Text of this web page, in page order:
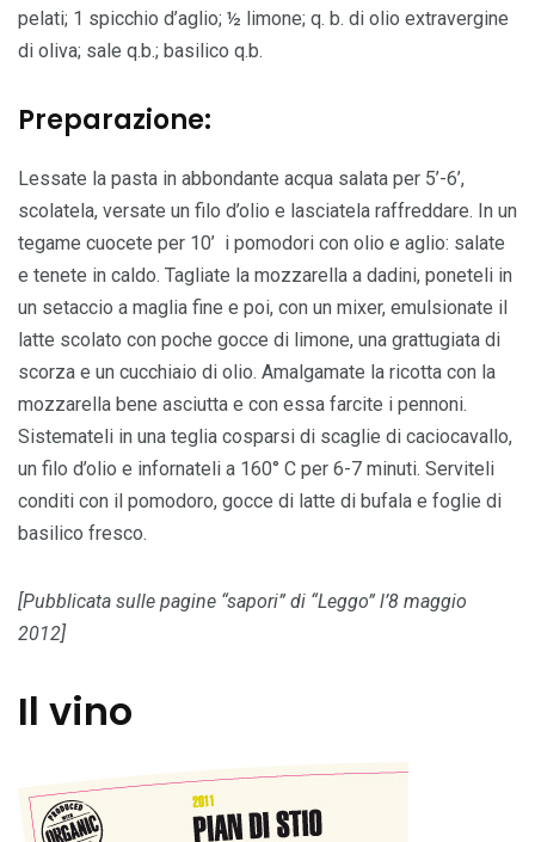
pelati; 1 spicchio d’aglio; ½ limone; q. b. di olio extravergine
di oliva; sale q.b.; basilico q.b.
Preparazione:
Lessate la pasta in abbondante acqua salata per 5’-6’,
scolatela, versate un filo d’olio e lasciatela raffreddare. In un
tegame cuocete per 10’ i pomodori con olio e aglio: salate
e tenete in caldo. Tagliate la mozzarella a dadini, poneteli in
un setaccio a maglia fine e poi, con un mixer, emulsionate il
latte scolato con poche gocce di limone, una grattugiata di
scorza e un cucchiaio di olio. Amalgamate la ricotta con la
mozzarella bene asciutta e con essa farcite i pennoni.
Sistemateli in una teglia cosparsi di scaglie di caciocavallo,
un filo d’olio e infornateli a 160° C per 6-7 minuti. Serviteli
conditi con il pomodoro, gocce di latte di bufala e foglie di
basilico fresco.
[Pubblicata sulle pagine “sapori” di “Leggo” l’8 maggio
2012]
Il vino